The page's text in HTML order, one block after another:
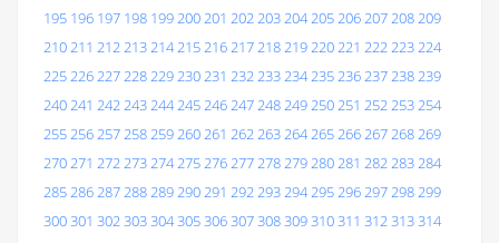
195 196 197 198 199200201 202203204205206207208209
210211 212213214215216217218219220221 222223224
225226227228229230231 232233234235236237238239
240241 242243244245246247248249250251 252253254
255256257258259260261 262263264265266267268269
270271 272273274275276277278279280281 282283284
285286287288289290291 292293294295296297298299
300301 302303304305306307308309310311 312313314